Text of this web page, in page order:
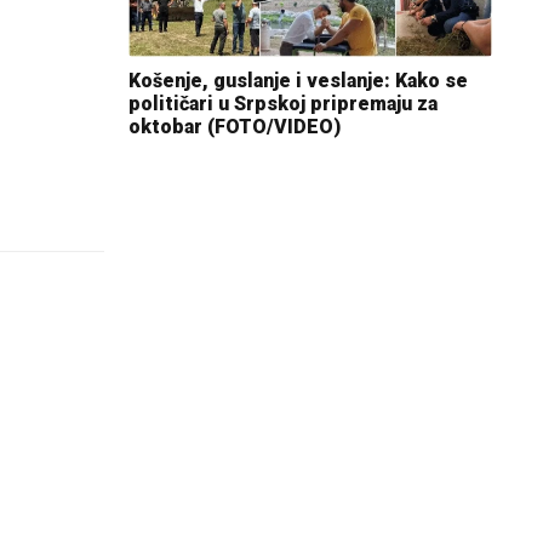
Košenje, guslanje i veslanje: Kako se
političari u Srpskoj pripremaju za
oktobar (FOTO/VIDEO)